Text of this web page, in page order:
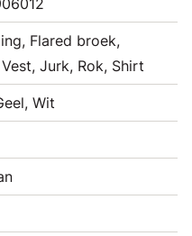
Flared broek,
Jurk, Rok, Shirt
Wit